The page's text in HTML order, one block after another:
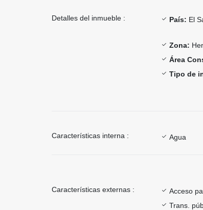
Detalles del inmueble : País: El
Zona:
Área
Tipo de
Características interna : Agua
Características externas : Acceso
Trans.